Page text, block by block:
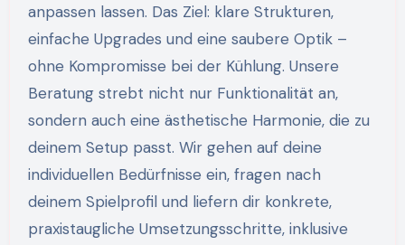
anpassen lassen. Das Ziel: klare Strukturen,
einfache Upgrades und eine saubere Optik –
ohne Kompromisse bei der Kühlung. Unsere
Beratung strebt nicht nur Funktionalität an,
sondern auch eine ästhetische Harmonie, die zu
deinem Setup passt. Wir gehen auf deine
individuellen Bedürfnisse ein, fragen nach
deinem Spielprofil und liefern dir konkrete,
praxistaugliche Umsetzungsschritte, inklusive